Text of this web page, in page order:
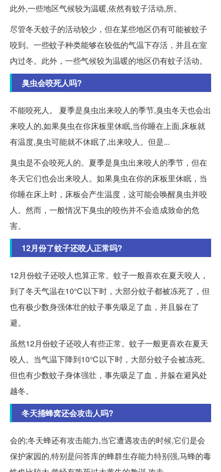
此外,一些地区气候较为温暖,依然有蚊子活动,所。
尽管冬天蚊子的活动较少，但在某些地区仍有可能被蚊子
咬到。一些蚊子种类能够在较低的气温下存活，并且在室
内过冬。此外，一些气候较为温暖的地区仍有蚊子活动。
臭虫会咬死人吗?
不能咬死人。 夏季是臭虫出来咬人的季节,臭虫冬天也会出
来咬人的,如果臭虫在你床板里休眠,当你睡在上面,床板就
有温度,臭虫可能就不休眠了,出来咬人。但是...
臭虫是不会咬死人的。夏季是臭虫出来咬人的季节，但在
冬天它们也会出来咬人。如果臭虫在你的床板里休眠，当
你睡在床上时，床板会产生温度，这可能会唤醒臭虫并咬
人。然而，一般情况下臭虫的咬伤并不会造成致命的危
害。
12月份了蚊子还咬人正常吗?
12月份蚊子还咬人也算正常。蚊子一般喜欢在夏天咬人，
到了冬天气温在10℃以下时，大部分蚊子都被冻死了，但
也有极少数身强体壮的蚊子事先吸足了血，并且躲在了
避。
虽然12月份蚊子还咬人有些正常。蚊子一般更喜欢在夏天
咬人。当气温下降到10℃以下时，大部分蚊子会被冻死。
但也有少数蚊子身体强壮，事先吸足了血，并躲在避风处
越冬。
冬天捅蜂窝还会攻击人吗?
会的;冬天蜂还有攻击能力,当它遭遇攻击的时候,它们是会
保护家园的,特别是问答库的蜂群生存能力特别强,马蜂的毒